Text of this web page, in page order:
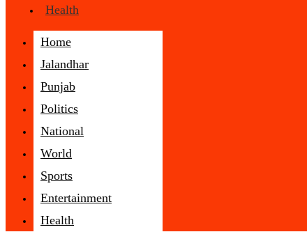
Health
Home
Jalandhar
Punjab
Politics
National
World
Sports
Entertainment
Health